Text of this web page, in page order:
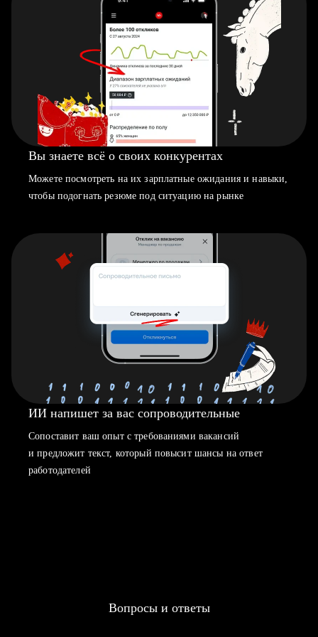
Вы знаете всё о своих конкурентах
Можете посмотреть на их зарплатные ожидания и навыки,
чтобы подогнать резюме под ситуацию на рынке
ИИ напишет за вас сопроводительные
Сопоставит ваш опыт с требованиями вакансий
и предложит текст, который повысит шансы на ответ
работодателей
Вопросы и ответы